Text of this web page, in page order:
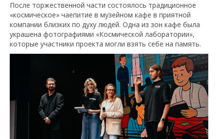
После торжественной части состоялось традиционное
«космическое» чаепитие в музейном кафе в приятной
компании близких по духу людей. Одна из зон кафе была
украшена фотографиями «Космической лаборатории»,
которые участники проекта могли взять себе на память.